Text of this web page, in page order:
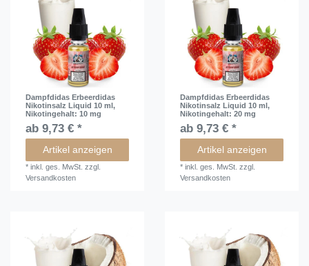
Dampfdidas Erbeerdidas
Nikotinsalz Liquid 10 ml,
Nikotingehalt: 10 mg
ab 9,73 € *
Artikel anzeigen
*inkl. ges. MwSt. zzgl.
Versandkosten
Dampfdidas Erbeerdidas
Nikotinsalz Liquid 10 ml,
Nikotingehalt: 20 mg
ab 9,73 € *
Artikel anzeigen
*inkl. ges. MwSt. zzgl.
Versandkosten